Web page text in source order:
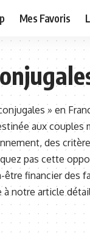
Mes Favoris
» en
aux couples
des
pas cette
financier des
notre article